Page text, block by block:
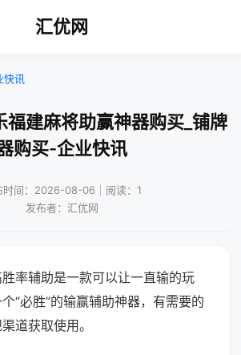
汇优网
快讯
福建麻将助赢神器购买_铺牌
购买-企业快讯
时间：2026-08-06｜阅读：1
发布者：汇优网
率辅助是一款可以让一直输的玩
“必胜”的输赢辅助神器，有需要的
道获取使用。